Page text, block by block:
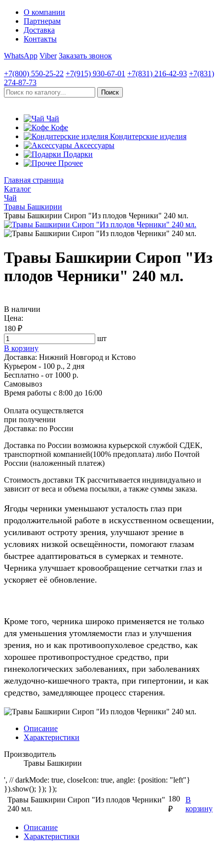
О компании
Партнерам
Доставка
Контакты
WhatsApp Viber Заказать звонок
+7(800) 550-25-22 +7(915) 930-67-01 +7(831) 216-42-93 +7(831)
274-87-73
Чай
Кофе
Кондитерские изделия
Аксессуары
Подарки
Прочее
Главная страница
Каталог
Чай
Травы Башкирии
Травы Башкирии Сироп "Из плодов Черники" 240 мл.
Травы Башкирии Сироп "Из
плодов Черники" 240 мл.
В наличии
Цена:
180 ₽
шт
В корзину
Доставка: Нижний Новгород и Кстово
Курьером - 100 р., 2 дня
Бесплатно - от 1000 р.
Самовывоз
Время работы с 8:00 до 16:00
Оплата осуществляется
при получении
Доставка: по России
Доставка по России возможна курьерской службой СДЕК,
транспортной компанией(100% предоплата) либо Почтой
России (наложенный платеж)
Стоимость доставки ТК рассчитывается индивидуально и
зависит от веса и объема посылки, а также суммы заказа.
Ягоды черники уменьшают усталость глаз при
продолжительной работе в искусственном освещении,
усиливают остроту зрения, улучшают зрение в
условиях низкой освещённости, помогают глазам
быстрее адаптироваться в сумерках и темноте.
Черника улучшает кровообращение сетчатки глаз и
ускоряет её обновление.
Кроме того, черника широко применяется не только
для уменьшения утомляемости глаз и улучшения
зрения, но и как противоопухолевое средство, как
хорошее противопростудное средство, при
гинекологических заболеваниях, при заболеваниях
желудочно-кишечного тракта, при гипертонии, и как
средство, замедляющее процесс старения.
Описание
Характеристики
Производитель
Травы Башкирии
', // darkMode: true, closeIcon: true, angle: {position: "left"}
}).show(); }); });
Травы Башкирии Сироп "Из плодов Черники"
240 мл.
180
₽
В
корзину
Описание
Характеристики